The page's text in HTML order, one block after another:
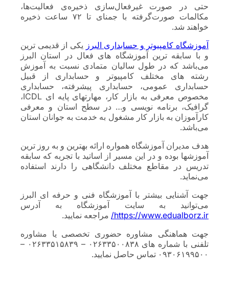
حتی در صورت غیرفعال‌سازی ذخیره‌ی فعالیت‌ها،
مکالمات صورت‌گرفته با جمنای تا ۷۲ ساعت ذخیره
خواهند شد.
آموزشگاه کامپیوتر و حسابداری البرز یکی از قدیمی ترین
و با سابقه ترین آموزشگاه های فعال در استان البرز
می‌باشد که در طول سالیان متمادی نسبت به آموزش
رشته های مختلف کامپیوتر و حسابداری از قبیل
حسابداری عمومی، حسابداری پیشرفته، حسابداری
مخصوص معرفی به بازار کار، مهارتهای پایه ای ICDL،
گرافیک، برنامه نویسی و… در سطح استان و معرفی
کارآموزان به بازار کار مشغول به خدمت به جوانان استان
می‌باشد.
هدف مدیران آموزشگاه همواره ارائه بهترین و به روز ترین
آموزشها بوده و در این مسیر از اساتید با تجربه که سابقه
تدریس در مقاطع مختلف دانشگاهی را دارند استفاده
می‌نماید.
جهت آشنایی بیشتر با آموزشگاه فنی و حرفه ای البرز
می‌توانید به سایت آموزشگاه به آدرس
https://www.edualborz.ir/ مراجعه نمایید.
جهت هماهنگی مشاوره حضوری تخصصی یا مشاوره
تلفنی با شماره های ۰۲۶۳۳۵۰۰۸۳۸ – ۰۲۶۳۳۵۱۵۸۳۹ –
۰۹۳۰۶۱۹۹۵۰۰ تماس حاصل نمایید.